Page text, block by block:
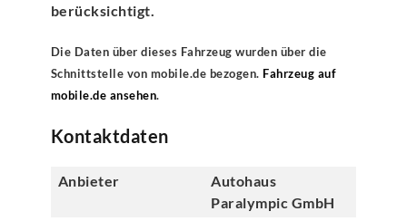
berücksichtigt.
Die Daten über dieses Fahrzeug wurden über die
Schnittstelle von mobile.de bezogen. Fahrzeug auf
mobile.de ansehen.
Kontaktdaten
Anbieter
Autohaus
Paralympic GmbH